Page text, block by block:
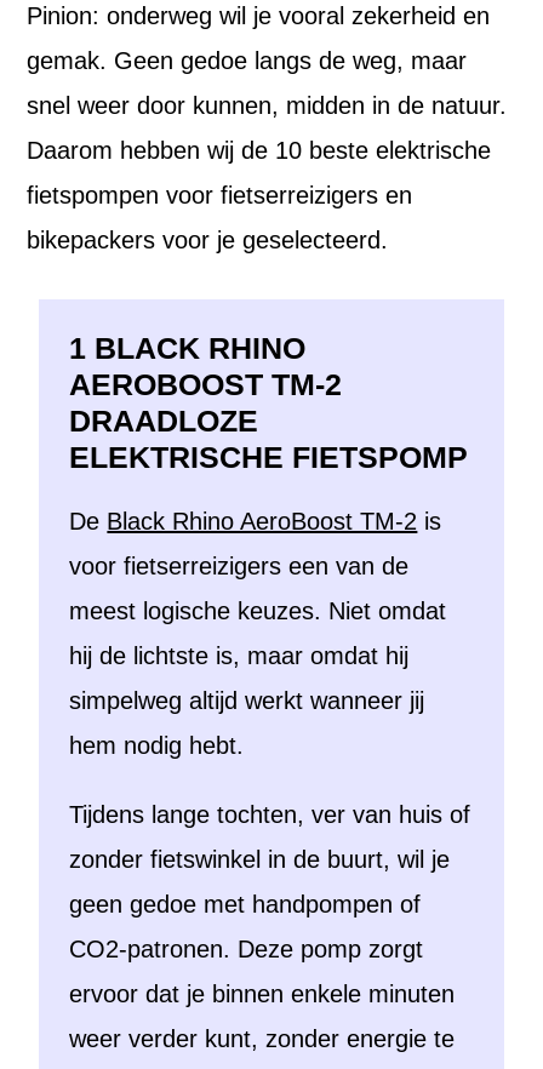
Pinion: onderweg wil je vooral zekerheid en
gemak. Geen gedoe langs de weg, maar
snel weer door kunnen, midden in de natuur.
Daarom hebben wij de 10 beste elektrische
fietspompen voor fietserreizigers en
bikepackers voor je geselecteerd.
1 BLACK RHINO
AEROBOOST TM-2
DRAADLOZE
ELEKTRISCHE FIETSPOMP
De Black Rhino AeroBoost TM-2 is
voor fietserreizigers een van de
meest logische keuzes. Niet omdat
hij de lichtste is, maar omdat hij
simpelweg altijd werkt wanneer jij
hem nodig hebt.
Tijdens lange tochten, ver van huis of
zonder fietswinkel in de buurt, wil je
geen gedoe met handpompen of
CO2-patronen. Deze pomp zorgt
ervoor dat je binnen enkele minuten
weer verder kunt, zonder energie te